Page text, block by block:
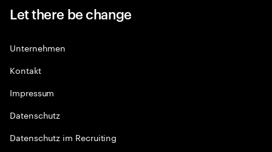
Let there be change
Unternehmen
Kontakt
Impressum
Datenschutz
Datenschutz im Recruiting